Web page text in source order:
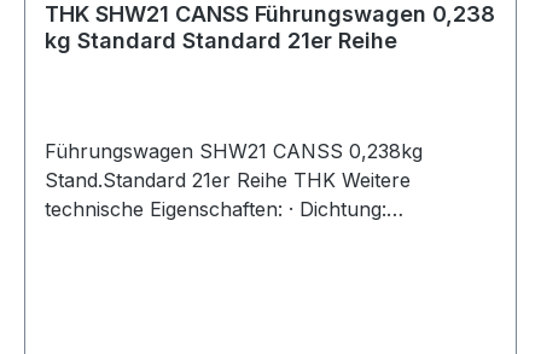
THK SHW21 CANSS Führungswagen 0,238
kg Standard Standard 21er Reihe
Führungswagen SHW21 CANSS 0,238kg
Stand.Standard 21er Reihe THK Weitere
technische Eigenschaften: · Dichtung: